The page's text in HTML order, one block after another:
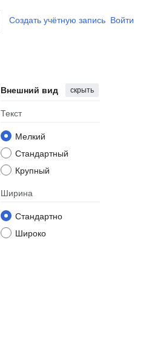
Создать учётную запись Войти
Внешний вид скрыть
Текст
Мелкий
Стандартный
Крупный
Ширина
Стандартно
Широко